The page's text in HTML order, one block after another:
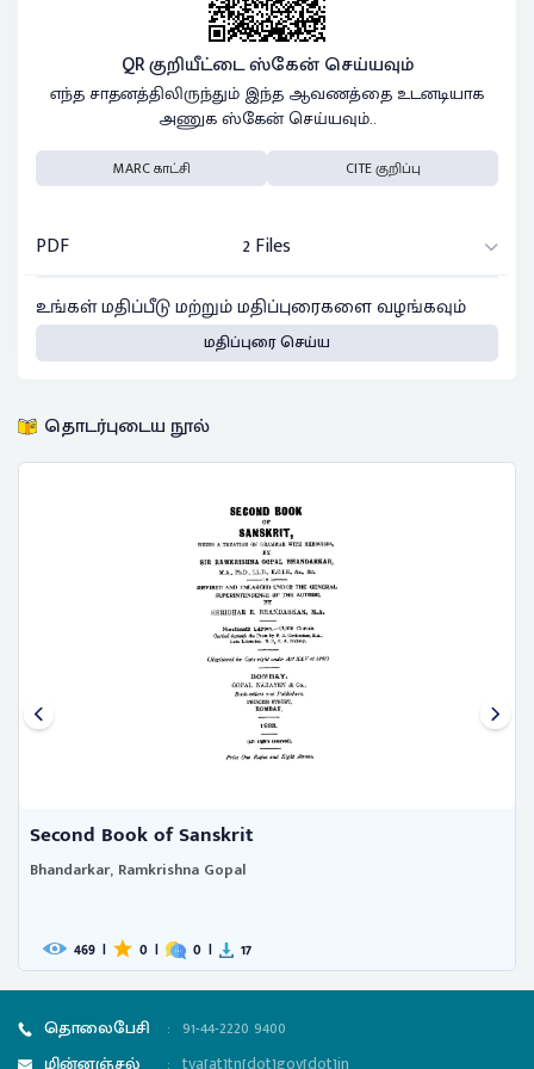
QR குறியீட்டை ஸ்கேன் செய்யவும்
எந்த சாதனத்திலிருந்தும் இந்த ஆவணத்தை உடனடியாக
அணுக ஸ்கேன் செய்யவும்..
MARC காட்சி CITE குறிப்பு
PDF
2 Files
உங்கள் மதிப்பீடு மற்றும் மதிப்புரைகளை வழங்கவும்
மதிப்புரை செய்ய
தொடர்புடைய நூல்
The Hindee moral preceptor
221 | 0
தொலைபேசி : 91-44-2220 9400